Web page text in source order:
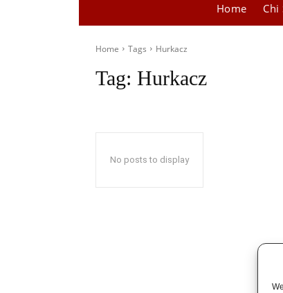
Home Chi
Home Tags Hurkacz
Tag: Hurkacz
No posts to display